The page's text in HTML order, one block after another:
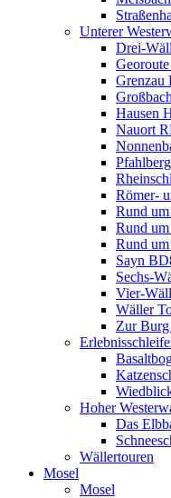
Unterer
Drei-
Grenzau
Hausen
Nauort
Römer-
Rund
Rund
Rund
Sayn
Sechs-
Vier-
Wäller
Zur Burg
Hoher
Das
Wällertouren
Mosel
Mosel